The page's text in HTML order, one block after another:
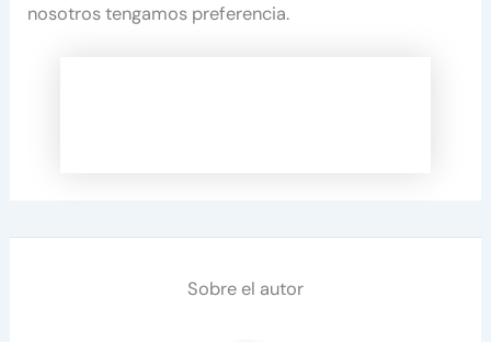
nosotros tengamos preferencia.
Sobre el autor